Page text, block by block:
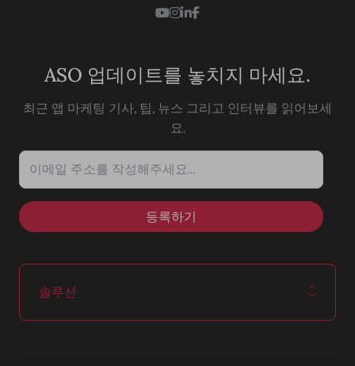
Youtube
Instagram
LinkedIn
Facebook
ASO 업데이트를 놓치지 마세요.
최근 앱 마케팅 기사, 팁, 뉴스 그리고 인터뷰를 읽어보세
요.
이메일 주소를 작성해주세요...
솔루션